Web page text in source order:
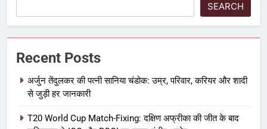
SEARCH
Recent Posts
अर्जुन तेंदुलकर की पत्नी सानिया चंडोक: उम्र, परिवार, करियर और शादी
से जुड़ी हर जानकारी
T20 World Cup Match-Fixing: दक्षिण अफ्रीका की जीत के बाद